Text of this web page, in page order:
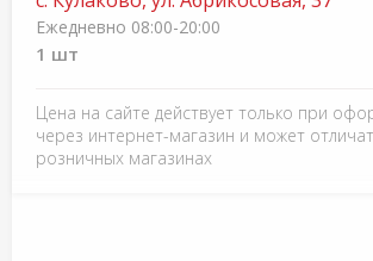
Ежедневно 08:00-20:00
1 шт
Цена на сайте действует только при
через интернет-магазин и может
розничных магазинах